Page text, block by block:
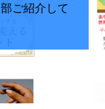
ご紹介して